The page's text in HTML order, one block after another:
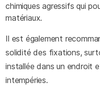
chimiques agressifs qui
matériaux.
Il est également
solidité des fixations,
installée dans un endroit
intempéries.